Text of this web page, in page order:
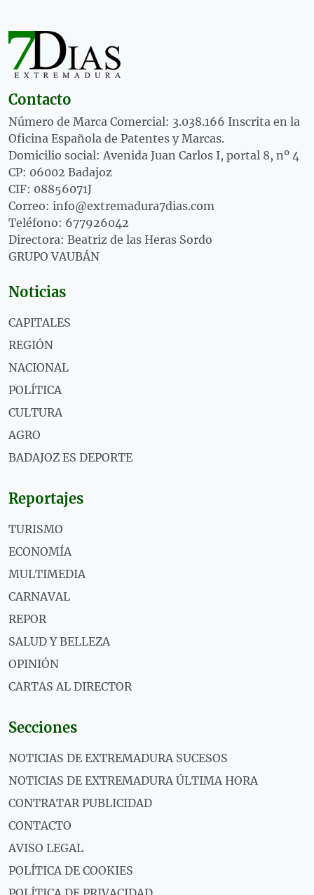
Contacto
Número de Marca Comercial: 3.038.166 Inscrita en la
Oficina Española de Patentes y Marcas.
Domicilio social: Avenida Juan Carlos I, portal 8, nº 4
CP: 06002 Badajoz
CIF: 08856071J
Correo: info@extremadura7dias.com
Teléfono: 677926042
Directora: Beatriz de las Heras Sordo
GRUPO VAUBÁN
Noticias
CAPITALES
REGIÓN
NACIONAL
POLÍTICA
CULTURA
AGRO
BADAJOZ ES DEPORTE
Reportajes
TURISMO
ECONOMÍA
MULTIMEDIA
CARNAVAL
REPOR
SALUD Y BELLEZA
OPINIÓN
CARTAS AL DIRECTOR
Secciones
NOTICIAS DE EXTREMADURA SUCESOS
NOTICIAS DE EXTREMADURA ÚLTIMA HORA
CONTRATAR PUBLICIDAD
CONTACTO
AVISO LEGAL
POLÍTICA DE COOKIES